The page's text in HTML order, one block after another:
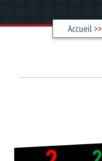
Accueil>>